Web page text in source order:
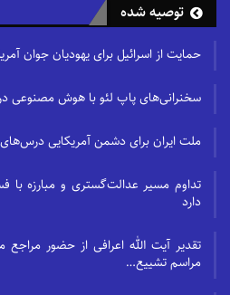
توصیه شده
حمایت از اسرائیل برای یهودیان جوان
سخنرانی‌های پاپ لئو با هوش مصنوعی
ملت ایران برای دشمن آمریکایی
تداوم مسیر عدالت‌گستری و مبارزه با
دارد
تقدیر آیت الله اعرافی از حضور
مراسم تشییع…